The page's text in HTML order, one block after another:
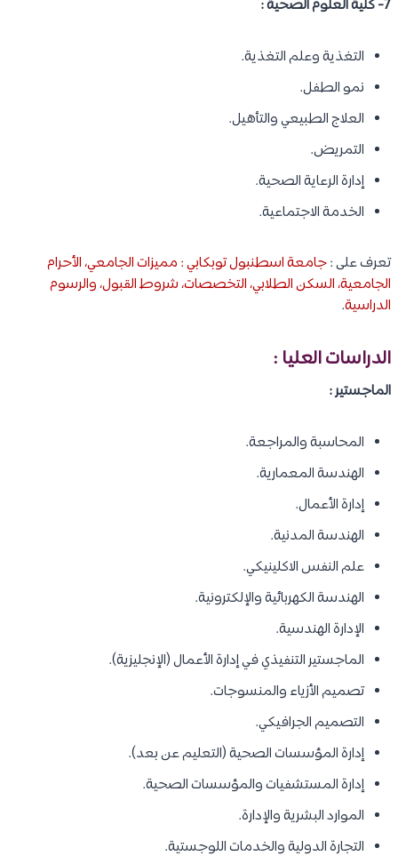
7- كلية العلوم الصحية :
التغذية وعلم التغذية.
نمو الطفل.
العلاج الطبيعي والتأهيل.
التمريض.
إدارة الرعاية الصحية.
الخدمة الاجتماعية.
تعرف على :جامعة اسطنبول توبكابي : مميزات الجامعي، الأحرام
الجامعية، السكن الطلابي، التخصصات، شروط القبول، والرسوم
الدراسية.
الدراسات العليا :
الماجستير :
المحاسبة والمراجعة.
الهندسة المعمارية.
إدارة الأعمال.
الهندسة المدنية.
علم النفس الاكلينيكي.
الهندسة الكهربائية والإلكترونية.
الإدارة الهندسية.
الماجستير التنفيذي في إدارة الأعمال (الإنجليزية).
تصميم الأزياء والمنسوجات.
التصميم الجرافيكي.
إدارة المؤسسات الصحية (التعليم عن بعد).
إدارة المستشفيات والمؤسسات الصحية.
الموارد البشرية والإدارة.
التجارة الدولية والخدمات اللوجستية.